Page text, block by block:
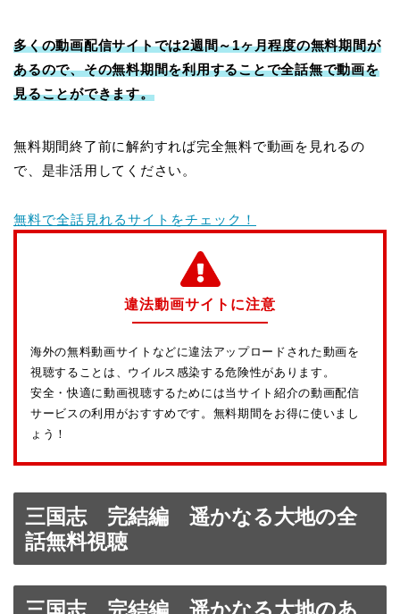
多くの動画配信サイトでは2週間～1ヶ月程度の無料期間が
あるので、その無料期間を利用することで全話無で動画を
見ることができます。
無料期間終了前に解約すれば完全無料で動画を見れるの
で、是非活用してください。
無料で全話見れるサイトをチェック！
違法動画サイトに注意
海外の無料動画サイトなどに違法アップロードされた動画を
視聴することは、ウイルス感染する危険性があります。
安全・快適に動画視聴するためには当サイト紹介の動画配信
サービスの利用がおすすめです。無料期間をお得に使いまし
ょう！
三国志 完結編 遥かなる大地の全
話無料視聴
三国志 完結編 遥かなる大地のあ